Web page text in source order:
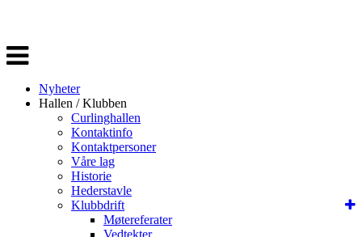
Veksle
navigasjon
Nyheter
Hallen / Klubben
Curlinghallen
Kontaktinfo
Kontaktpersoner
Våre lag
Historie
Hederstavle
Klubbdrift
Møtereferater
Vedtekter